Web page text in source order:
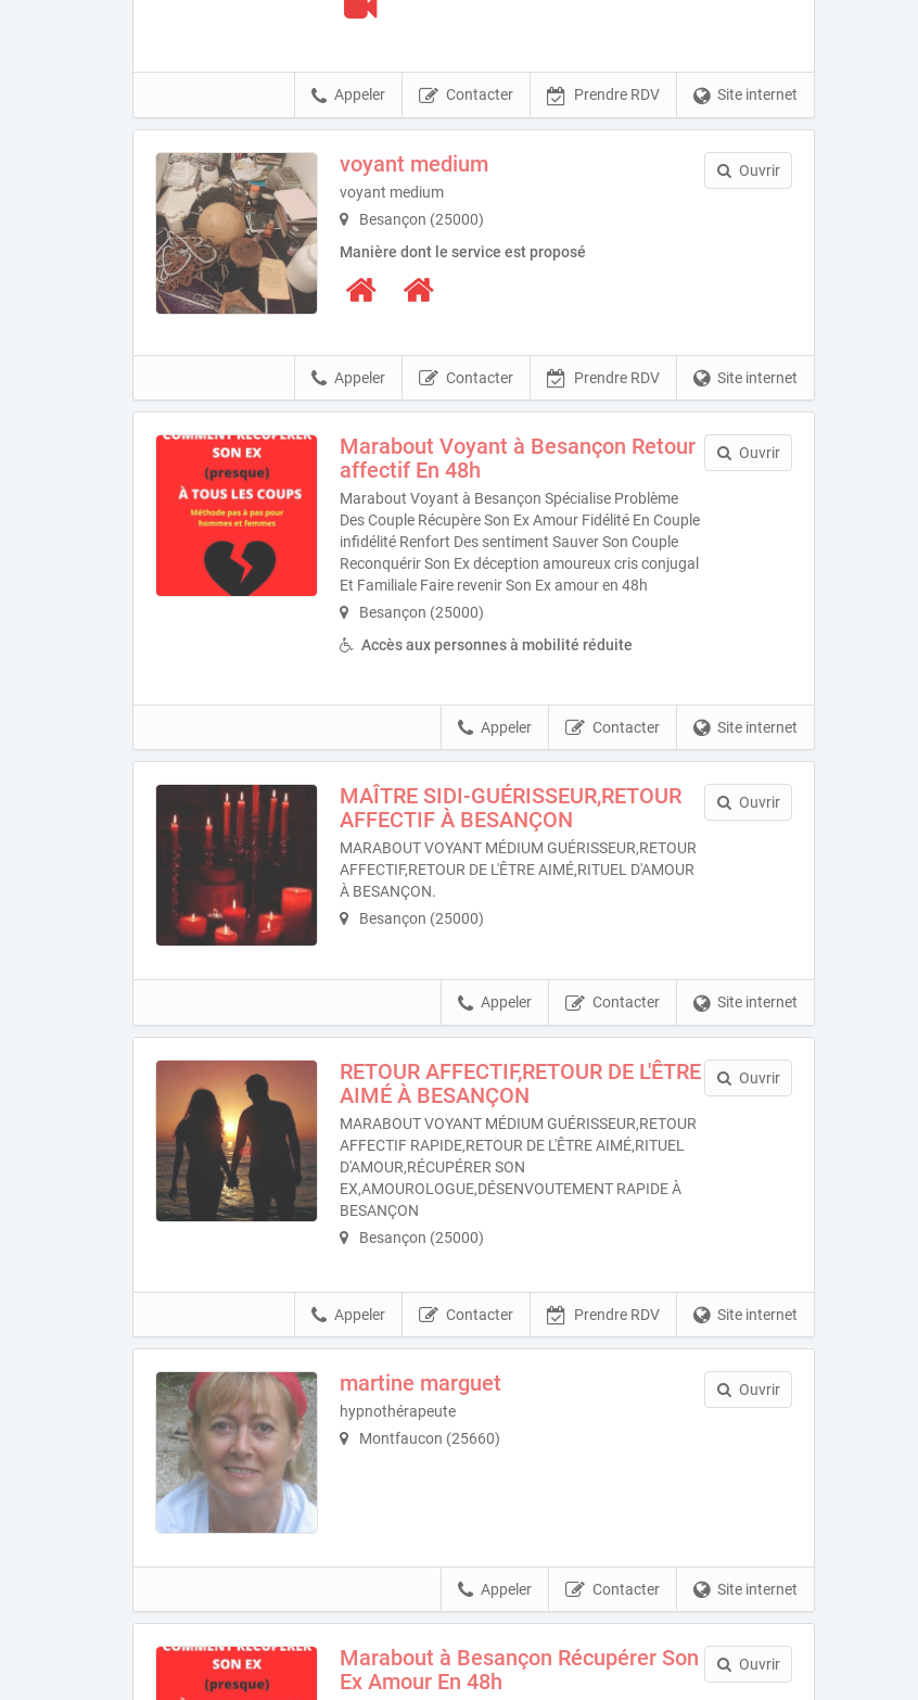
Site internet
Prendre RDV
Contacter
Appeler
voyant medium
voyant medium
Besançon (25000)
Manière dont le service est proposé
Ouvrir
Site internet
Prendre RDV
Contacter
Appeler
Marabout Voyant à Besançon Retour
affectif En 48h
Marabout Voyant à Besançon Spécialise Problème
Des Couple Récupère Son Ex Amour Fidélité En Couple
infidélité Renfort Des sentiment Sauver Son Couple
Reconquérir Son Ex déception amoureux cris conjugal
Et Familiale Faire revenir Son Ex amour en 48h
Besançon (25000)
Accès aux personnes à mobilité réduite
Ouvrir
Site internet
Contacter
Appeler
MAÎTRE SIDI-GUÉRISSEUR,RETOUR
AFFECTIF À BESANÇON
MARABOUT VOYANT MÉDIUM GUÉRISSEUR,RETOUR
AFFECTIF,RETOUR DE L'ÊTRE AIMÉ,RITUEL D'AMOUR
À BESANÇON.
Besançon (25000)
Ouvrir
Site internet
Contacter
Appeler
RETOUR AFFECTIF,RETOUR DE L'ÊTRE
AIMÉ À BESANÇON
MARABOUT VOYANT MÉDIUM GUÉRISSEUR,RETOUR
AFFECTIF RAPIDE,RETOUR DE L'ÊTRE AIMÉ,RITUEL
D'AMOUR,RÉCUPÉRER SON
EX,AMOUROLOGUE,DÉSENVOUTEMENT RAPIDE À
BESANÇON
Besançon (25000)
Ouvrir
Site internet
Prendre RDV
Contacter
Appeler
martine marguet
hypnothérapeute
Montfaucon (25660)
Ouvrir
Site internet
Contacter
Appeler
Marabout à Besançon Récupérer Son
Ex Amour En 48h
Ouvrir